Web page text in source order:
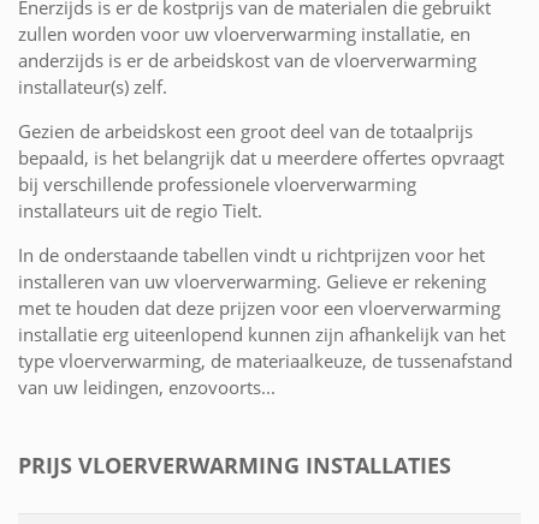
Enerzijds is er de kostprijs van de materialen die gebruikt
zullen worden voor uw vloerverwarming installatie, en
anderzijds is er de arbeidskost van de vloerverwarming
installateur(s) zelf.
Gezien de arbeidskost een groot deel van de totaalprijs
bepaald, is het belangrijk dat u meerdere offertes opvraagt
bij verschillende professionele vloerverwarming
installateurs uit de regio Tielt.
In de onderstaande tabellen vindt u richtprijzen voor het
installeren van uw vloerverwarming. Gelieve er rekening
met te houden dat deze prijzen voor een vloerverwarming
installatie erg uiteenlopend kunnen zijn afhankelijk van het
type vloerverwarming, de materiaalkeuze, de tussenafstand
van uw leidingen, enzovoorts...
PRIJS VLOERVERWARMING INSTALLATIES